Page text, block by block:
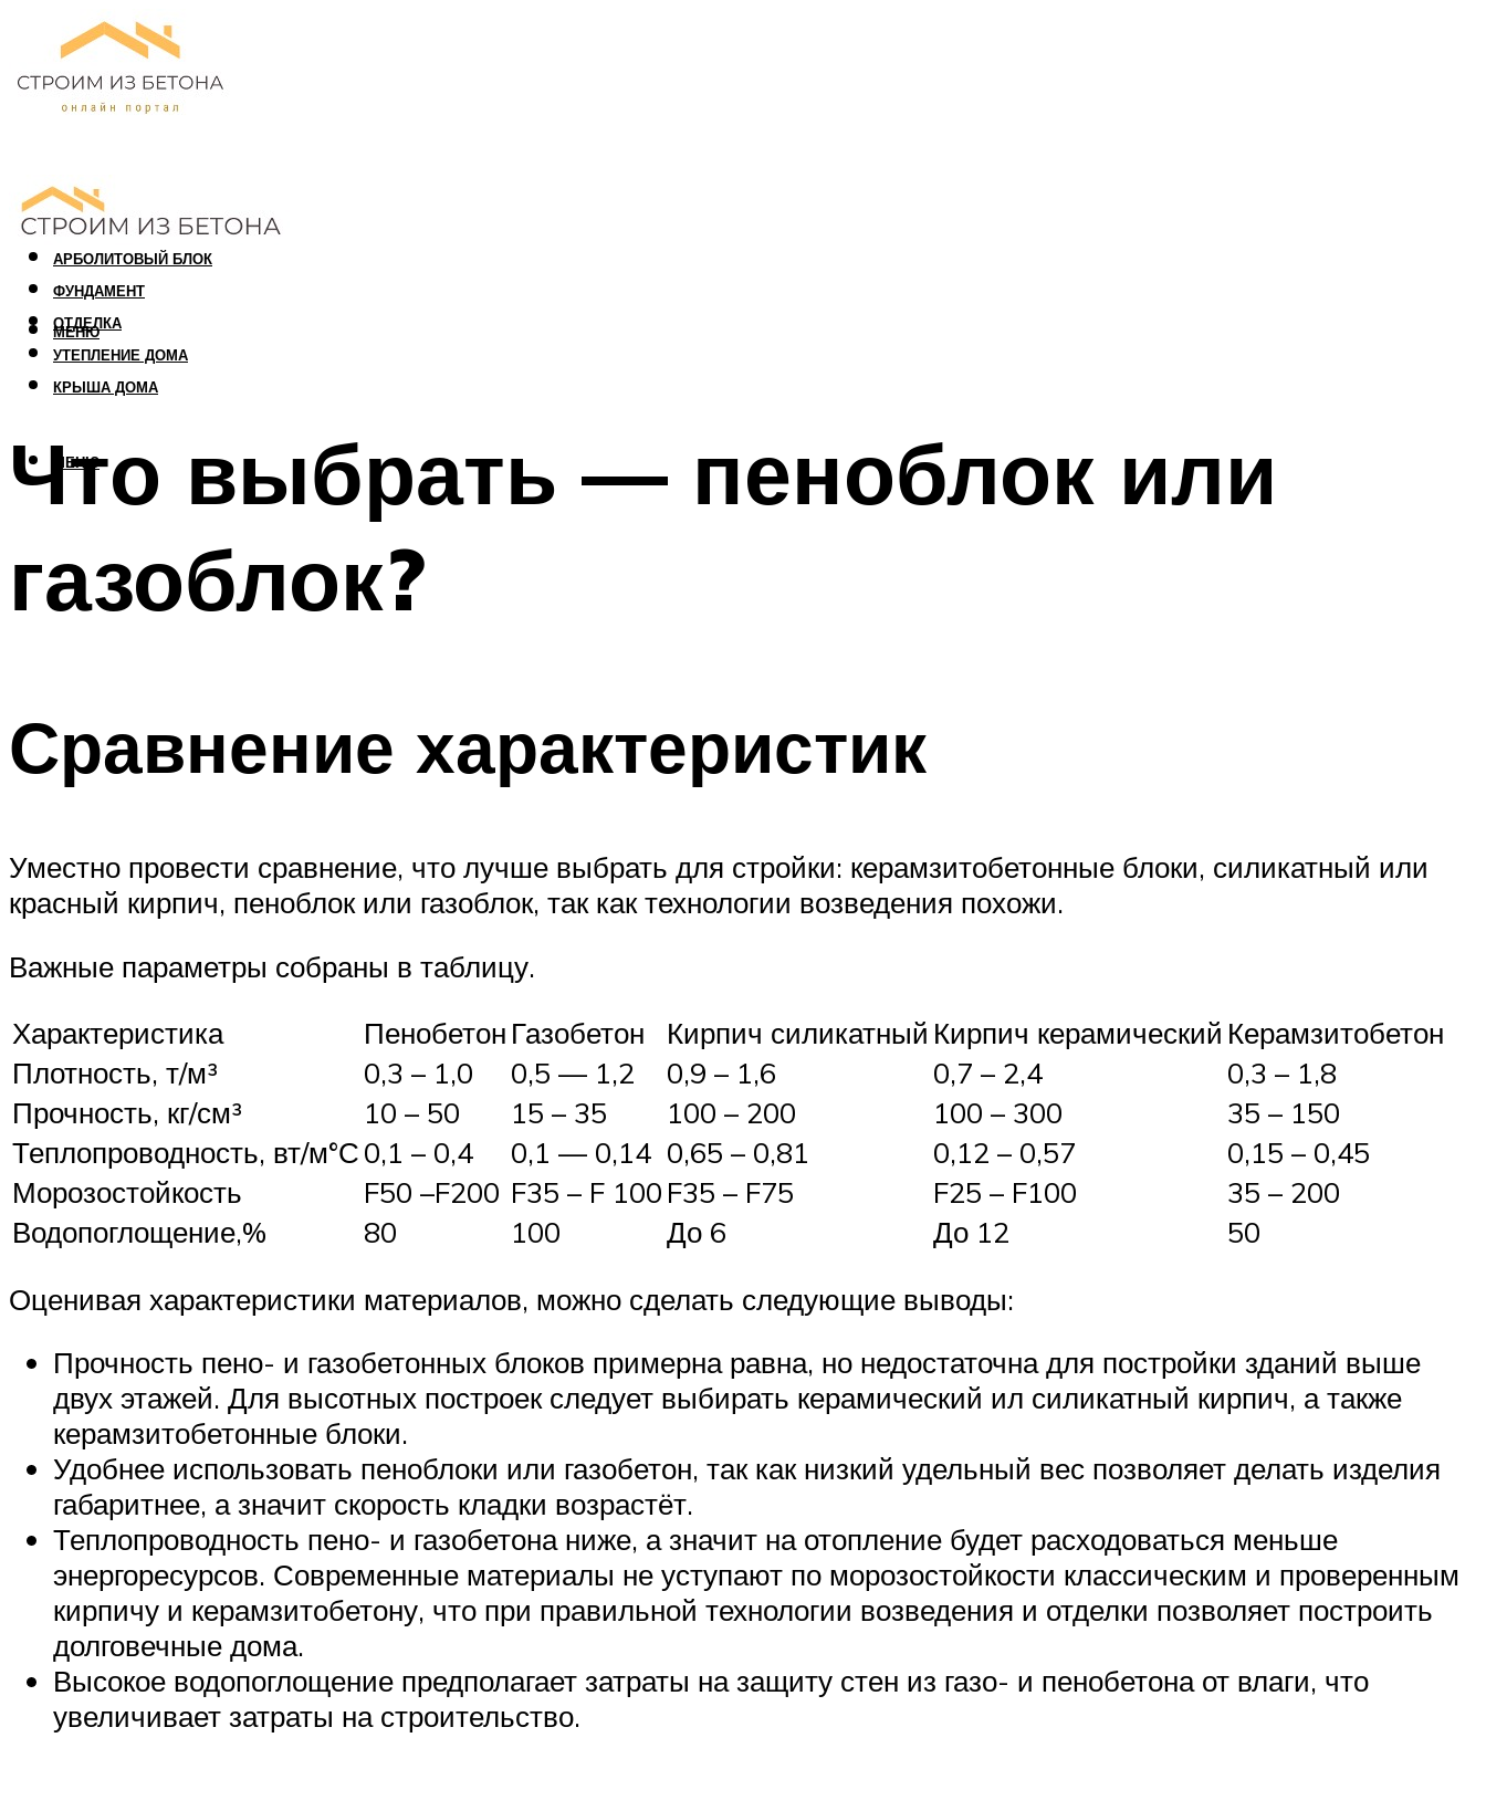
ПЕНОБЛОК
ГАЗОБЛОК
АРБОЛИТОВЫЙ БЛОК
ФУНДАМЕНТ
ОТДЕЛКА
УТЕПЛЕНИЕ ДОМА
КРЫША ДОМА
МЕНЮ
МЕНЮ
Что выбрать — пеноблок или
газоблок?
Сравнение характеристик
Уместно провести сравнение, что лучше выбрать для стройки: керамзитобетонные блоки, силикатный или
красный кирпич, пеноблок или газоблок, так как технологии возведения похожи.
Важные параметры собраны в таблицу.
Характеристика
Пенобетон Газобетон Кирпич силикатный Кирпич керамический Керамзитобетон
Плотность, т/м³
0,3 – 1,0 0,5 — 1,2 0,9 – 1,6 0,7 – 2,4
0,3 – 1,8
Прочность, кг/см³
10 – 50 15 – 35 100 – 200 100 – 300
35 – 150
Теплопроводность, вт/м°С0,1 – 0,4 0,1 — 0,14 0,65 – 0,81 0,12 – 0,57
0,15 – 0,45
Морозостойкость
F50 –F200 F35 – F 100 F35 – F75 F25 – F100
35 – 200
Водопоглощение,%
80 100 До 6 До 12
50
Оценивая характеристики материалов, можно сделать следующие выводы:
Прочность пено- и газобетонных блоков примерна равна, но недостаточна для постройки зданий выше
двух этажей. Для высотных построек следует выбирать керамический ил силикатный кирпич, а также
керамзитобетонные блоки.
Удобнее использовать пеноблоки или газобетон, так как низкий удельный вес позволяет делать изделия
габаритнее, а значит скорость кладки возрастёт.
Теплопроводность пено- и газобетона ниже, а значит на отопление будет расходоваться меньше
энергоресурсов. Современные материалы не уступают по морозостойкости классическим и проверенным
кирпичу и керамзитобетону, что при правильной технологии возведения и отделки позволяет построить
долговечные дома.
Высокое водопоглощение предполагает затраты на защиту стен из газо- и пенобетона от влаги, что
увеличивает затраты на строительство.